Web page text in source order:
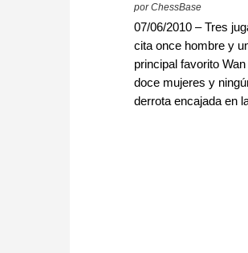
por ChessBase
07/06/2010 – Tres
cita once hombre y
principal favorito
doce mujeres y
derrota encajada en